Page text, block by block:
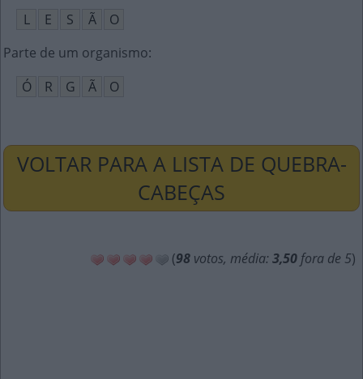
L
E S Ã
O
Parte de um organismo:
Ó
R G Ã O
VOLTAR PARA A LISTA DE QUEBRA-
CABEÇAS
(98 votos, média: 3,50 fora de 5)